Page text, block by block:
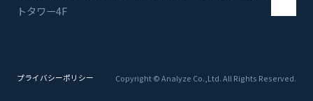
トタワー4F
プライバシーポリシー Copyright © Analyze Co.,Ltd. All Rights Reserved.